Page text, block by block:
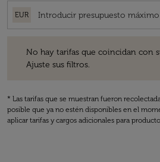
EUR
No hay tarifas que coincidan con
Ajuste sus filtros.
* Las tarifas que se muestran fueron
posible que ya no estén disponibles en el
aplicar tarifas y cargos adicionales para